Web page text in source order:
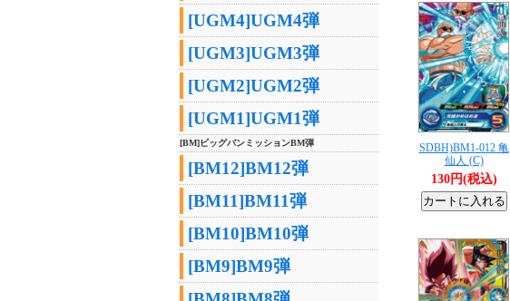
[UGM4]UGM4弾
[UGM3]UGM3弾
[UGM2]UGM2弾
[UGM1]UGM1弾
[BM]ビッグバンミッションBM弾
[BM12]BM12弾
[BM11]BM11弾
[BM10]BM10弾
[BM9]BM9弾
SDBH)BM1-012 亀
仙人 (C)
130円(税込)